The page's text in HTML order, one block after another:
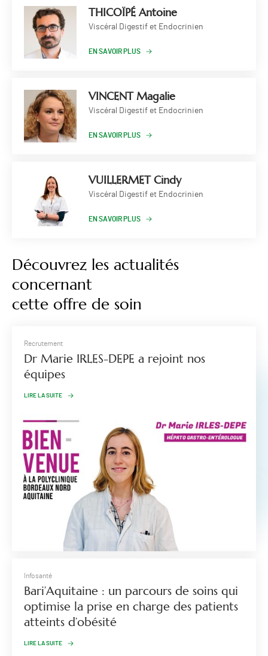
THICOÏPÉ Antoine
Viscéral Digestif et Endocrinien
EN SAVOIR PLUS
VINCENT Magalie
Viscéral Digestif et Endocrinien
EN SAVOIR PLUS
VUILLERMET Cindy
Viscéral Digestif et Endocrinien
EN SAVOIR PLUS
Découvrez les actualités
concernant
cette offre de soin
Recrutement
Dr Marie IRLES-DEPE a rejoint nos
équipes
LIRE LA SUITE
Infosanté
Bari’Aquitaine : un parcours de soins qui
optimise la prise en charge des patients
atteints d’obésité
LIRE LA SUITE